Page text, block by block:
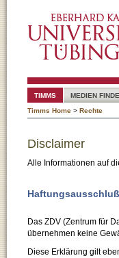
TIMMS MEDIEN
Timms Home > Rechte
Disclaimer
Alle Informationen auf
Das ZDV (Zentrum für
übernehmen keine
Diese Erklärung gilt